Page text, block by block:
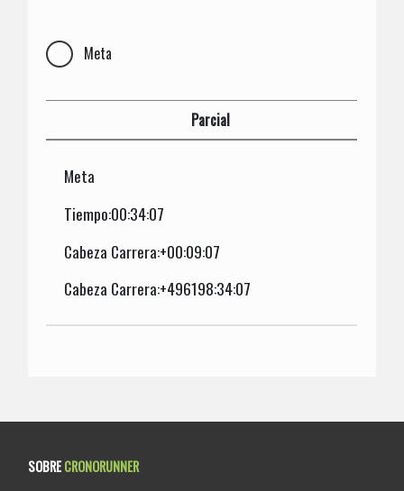
Meta
Parcial
Meta
Tiempo:00:34:07
Cabeza Carrera:+00:09:07
Cabeza Carrera:+496198:34:07
SOBRECRONORUNNER